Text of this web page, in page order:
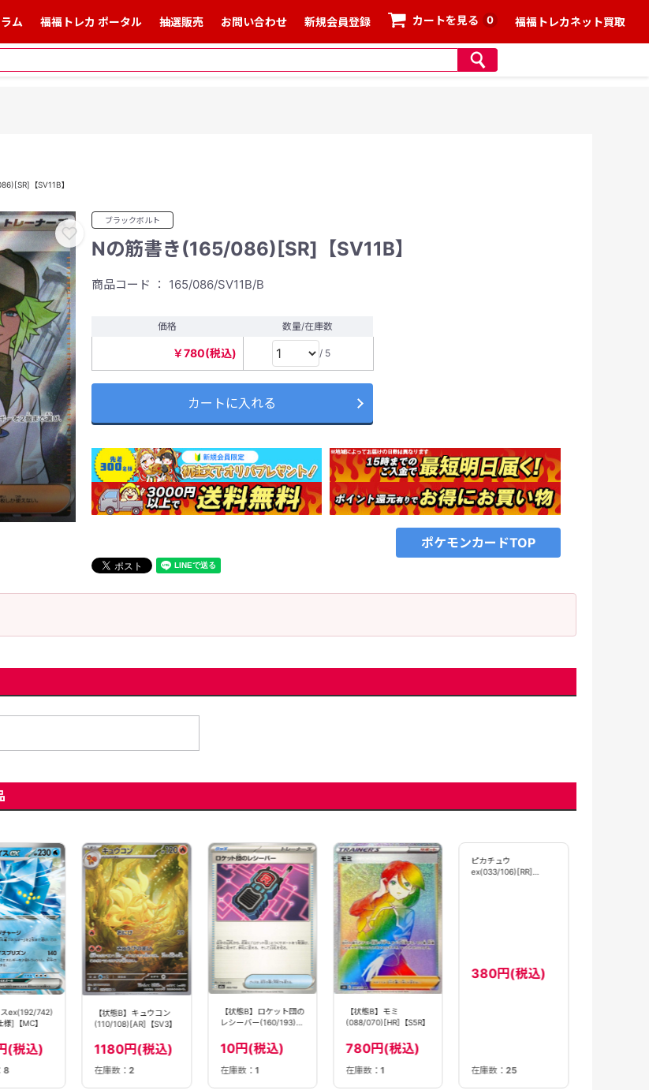
ム 福福トレカ ポータル 抽選販売 お問い合わせ 新規会員登録 カートを見る 0 福福トレカネット買取
【SV11B】
ブラックボルト
Nの筋書き(165/086)[SR]【SV11B】
商品コード ： 165/086/SV11B/B
価格 数量/在庫数
￥780(税込) / 5
カートに入れる
ポケモンカードTOP
スex(192/742)
]【MC】
(税込)
8
【状態B】キュウコン
(110/108)[AR]【SV3】
1180円(税込)
在庫数： 2
【状態B】ロケット団の
レシーバー(160/193)
10円(税込)
在庫数： 1
【状態B】モミ
(088/070)[HR]【S5R】
780円(税込)
在庫数：1 在庫数： 25